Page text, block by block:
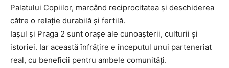
Palatului Copiilor, marcând reciprocitatea și deschiderea
către o relație durabilă și fertilă.
Iașul și Praga 2 sunt orașe ale cunoașterii, culturii și
istoriei. Iar această înfrățire e începutul unui parteneriat
real, cu beneficii pentru ambele comunități.